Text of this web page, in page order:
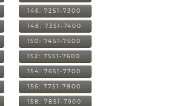
146: 7251-7300
148: 7351-7400
150: 7451-7500
152: 7551-7600
154: 7651-7700
156: 7751-7800
158: 7851-7900